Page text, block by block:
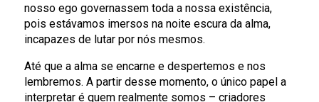
nosso ego governassem toda a nossa existência,
pois estávamos imersos na noite escura da alma,
incapazes de lutar por nós mesmos.
Até que a alma se encarne e despertemos e nos
lembremos. A partir desse momento, o único papel a
interpretar é quem realmente somos – criadores